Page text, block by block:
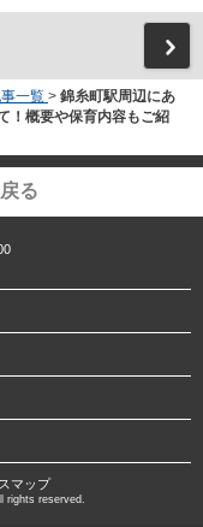
一覧 > 錦糸町駅周辺にあ
！概要や保育内容もご紹
る
マップ
rights reserved.